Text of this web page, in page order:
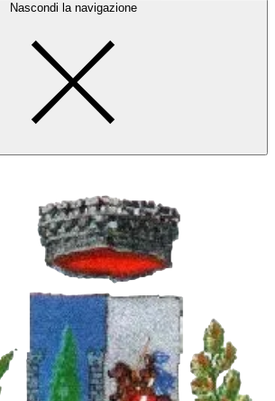
Nascondi la navigazione